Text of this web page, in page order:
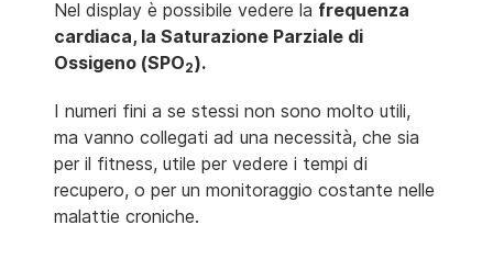
Nel display è possibile vedere la frequenza
cardiaca, la Saturazione Parziale di
Ossigeno (SPO2).
I numeri fini a se stessi non sono molto utili,
ma vanno collegati ad una necessità, che sia
per il fitness, utile per vedere i tempi di
recupero, o per un monitoraggio costante nelle
malattie croniche.